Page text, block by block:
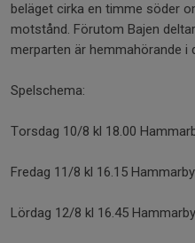
beläget cirka en timme söder
motstånd. Förutom Bajen
merparten är hemmahörande i
Spelschema:
Torsdag 10/8 kl 18.00
Fredag 11/8 kl 16.15
Lördag 12/8 kl 16.45